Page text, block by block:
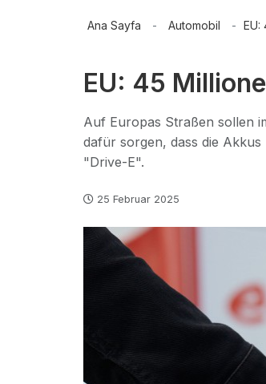
Ana Sayfa - Automobil - EU:
EU: 45
Auf Europas Straßen sollen
dafür sorgen, dass die
"Drive-E".
25 Februar 2025